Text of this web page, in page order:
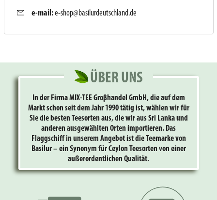
e-mail:e-shop@basilurdeutschland.de
ÜBER UNS
In der Firma MIX-TEE Groβhandel GmbH, die auf dem
Markt schon seit dem Jahr 1990 tätig ist, wählen wir für
Sie die besten Teesorten aus, die wir aus Sri Lanka und
anderen ausgewählten Orten importieren. Das
Flaggschiff in unserem Angebot ist die Teemarke von
Basilur – ein Synonym für Ceylon Teesorten von einer
außerordentlichen Qualität.